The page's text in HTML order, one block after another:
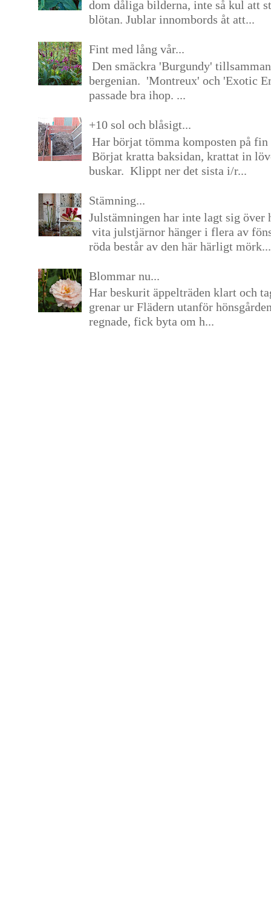
dom dåliga bilderna, inte så kul att
blötan. Jublar innombords åt att...
Fint med lång vår...
Den smäckra 'Burgundy'
bergenian. 'Montreux' och 'Exotic
passade bra ihop. ...
+10 sol och blåsigt...
Har börjat tömma komposten på
Börjat kratta baksidan, krattat in
buskar. Klippt ner det sista i/r...
Stämning...
Julstämningen har inte lagt sig över
vita julstjärnor hänger i flera av
röda består av den här härligt mörk...
Blommar nu...
Har beskurit äppelträden klart och
grenar ur Flädern utanför
regnade, fick byta om h...